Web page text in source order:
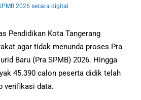
2026 secara digital
Pendidikan Kota Tangerang
agar tidak menunda proses Pra
Baru (Pra SPMB) 2026. Hingga
45.390 calon peserta didik telah
verifikasi data.